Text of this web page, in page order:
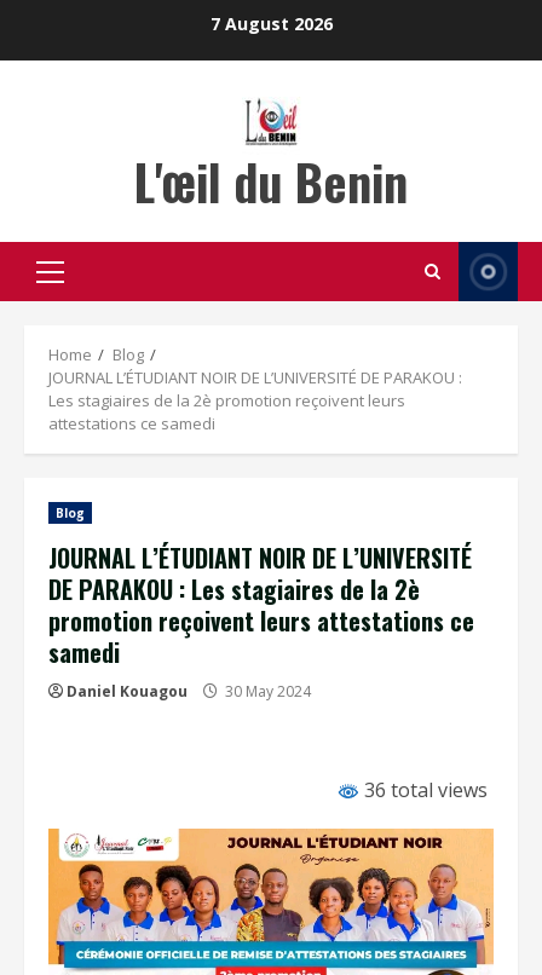
7 August 2026
L'œil du Benin
Primary
Menu
Home
Blog
JOURNAL L’ÉTUDIANT NOIR DE L’UNIVERSITÉ DE PARAKOU :
Les stagiaires de la 2è promotion reçoivent leurs
attestations ce samedi
Blog
JOURNAL L’ÉTUDIANT NOIR DE L’UNIVERSITÉ
DE PARAKOU : Les stagiaires de la 2è
promotion reçoivent leurs attestations ce
samedi
Daniel Kouagou 30 May 2024
36 total views